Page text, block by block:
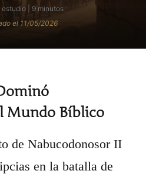
| 9 minutos
el 11/05/2026
Mundo Bíblico
de Nabucodonosor II
en la batalla de